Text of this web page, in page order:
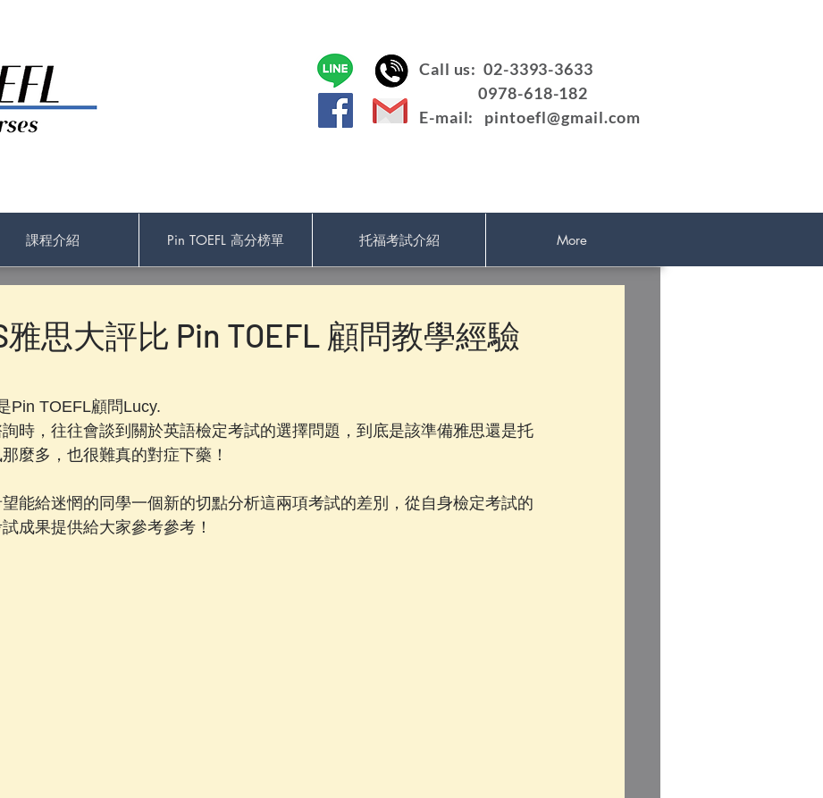
Call us: 02-3393-3633
0978-618-182
E-mail: pintoefl@gmail.com
課程介紹 Pin TOEFL 高分榜單 托福考試介紹 More
雅思大評比 Pin TOEFL 顧問教學經驗
Pin TOEFL顧問Lucy.
時，往往會談到關於英語檢定考試的選擇問題，到底是該準備雅思還是托
麼多，也很難真的對症下藥！
能給迷惘的同學一個新的切點分析這兩項考試的差別，從自身檢定考試的
成果提供給大家參考參考！